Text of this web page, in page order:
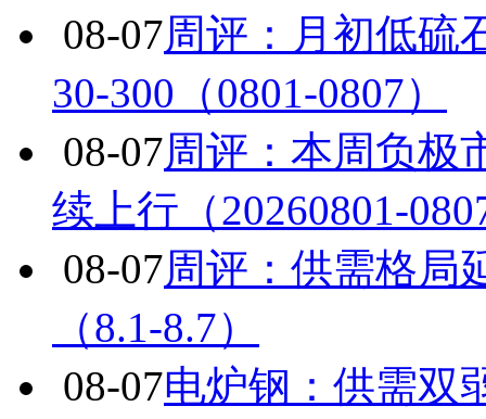
08-07周评：月初低硫
30-300（0801-0807）
08-07周评：本周负极
续上行（20260801-
08-07周评：供需格局
（8.1-8.7）
08-07电炉钢：供需双